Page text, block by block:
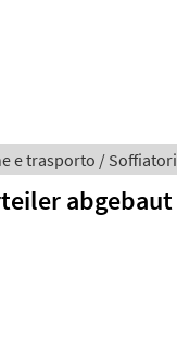
e trasporto / Soffiatori
abgebaut